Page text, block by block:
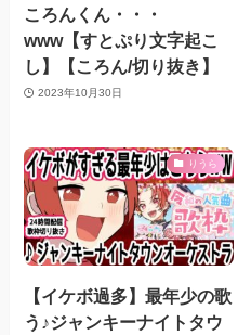
ころんくん・・・
www【すとぷり文字起こ
し】【ころん/切り抜き】
2023年10月30日
りうら
【イケボ過多】最年少の歌
う♪ジャンキーナイトタウ